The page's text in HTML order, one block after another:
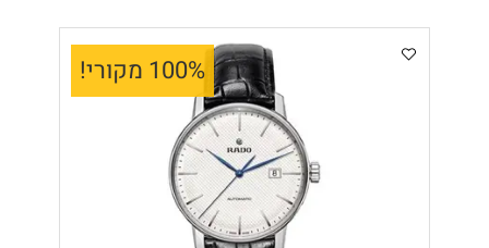
100% מקורי!